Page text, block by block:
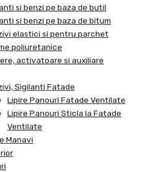
si benzi pe baza de butil
si benzi pe baza de bitum
elastici si pentru parchet
poliuretanice
activatoare si auxiliare
Sigilanti Fatade
Lipire Panouri Fatade Ventilate
Lipire Panouri Sticla la Fatade
Ventilate
Manavi